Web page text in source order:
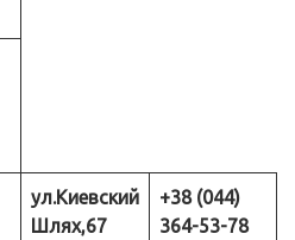
ул.Киевский
Шлях,67
+38 (044)
364-53-78